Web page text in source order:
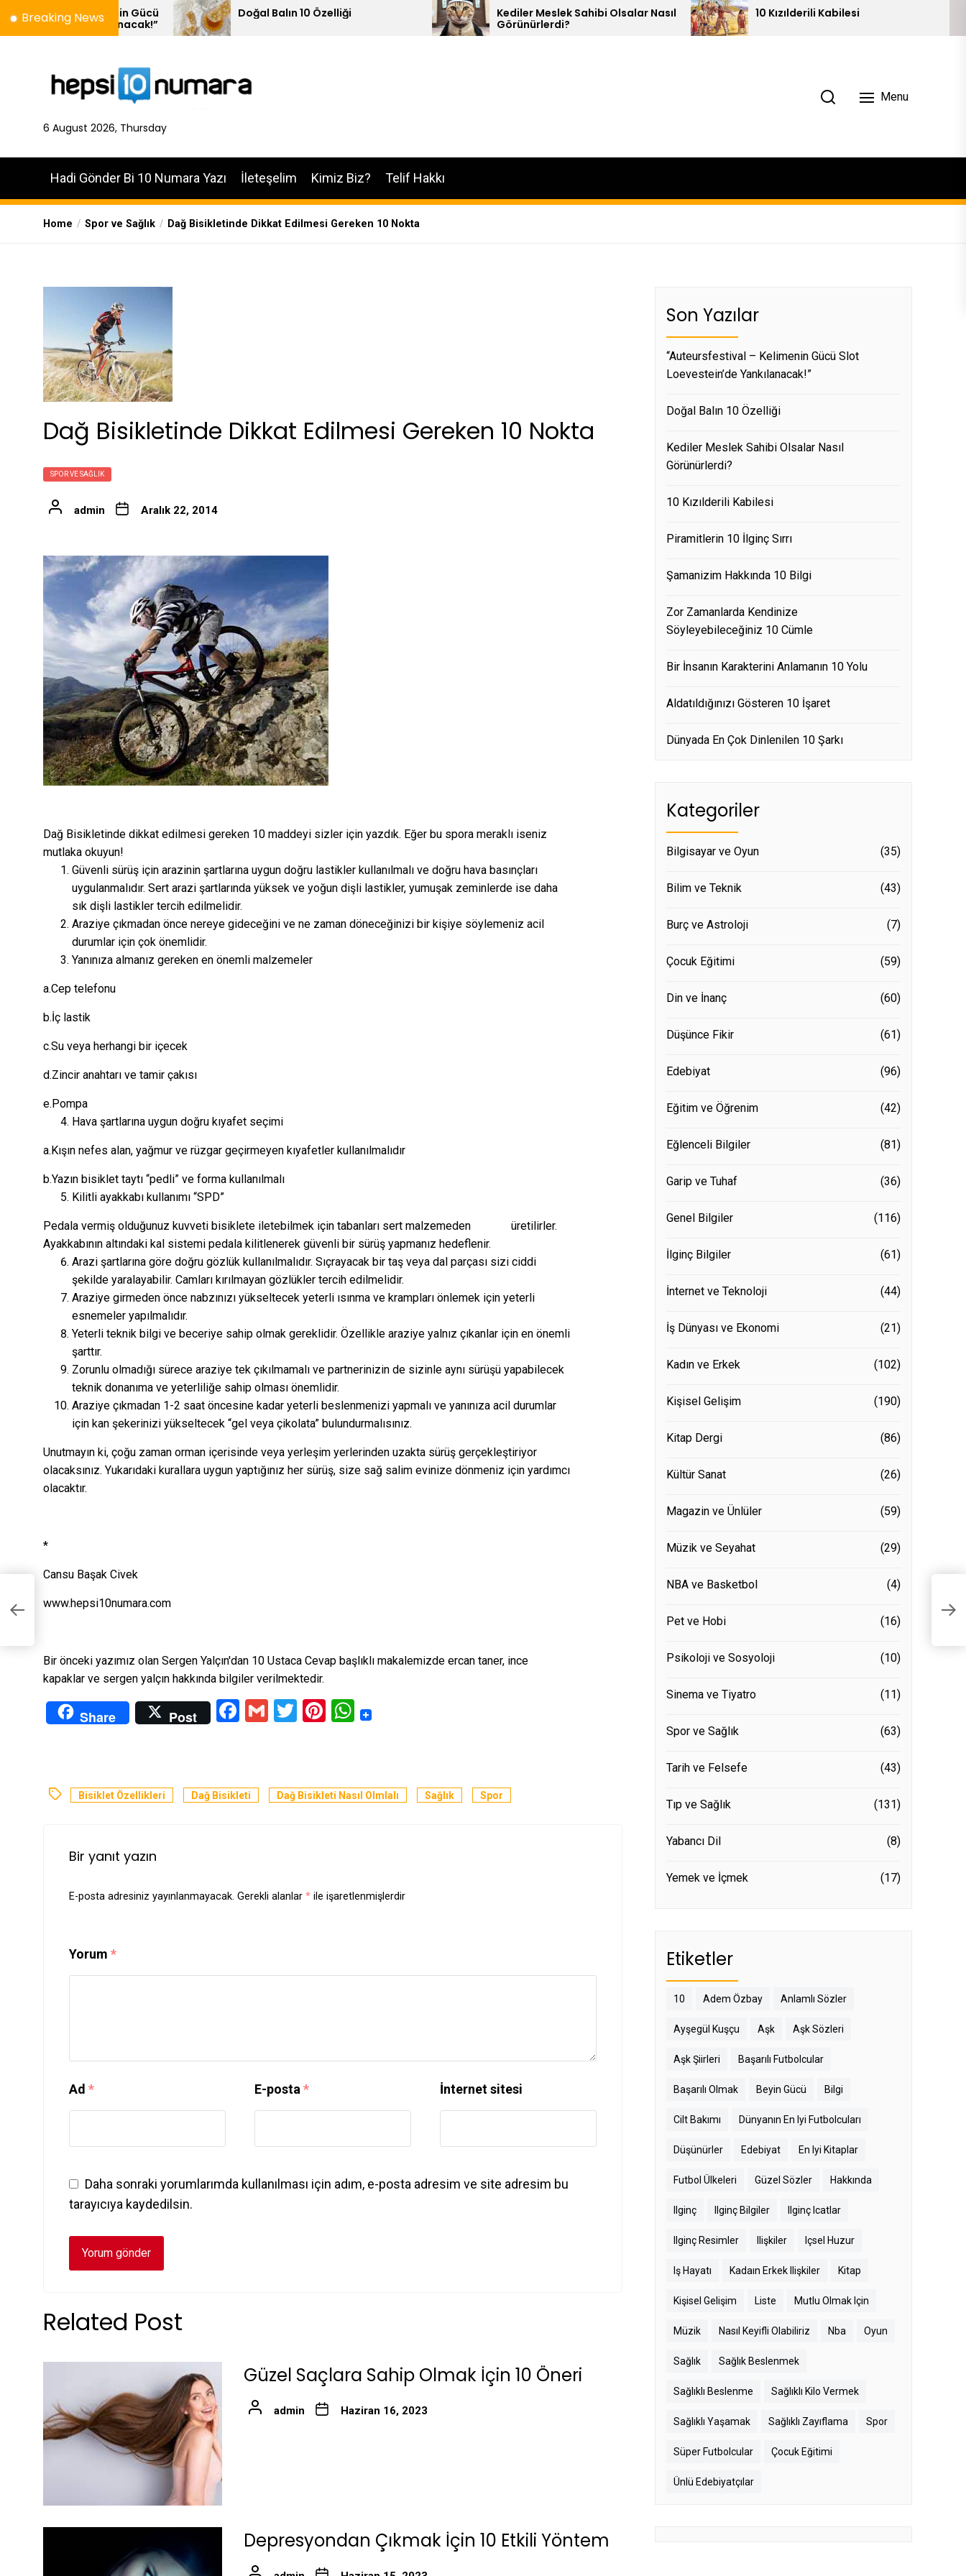
Breaking News
Gücü
Doğal Balın 10 Özelliği
Kediler Meslek Sahibi Olsalar Nasıl
Görünürlerdi?
10 Kızılderili Kabilesi
6 August 2026, Thursday
Menu
Hadi Gönder Bi 10 Numara Yazı İleteşelim Kimiz Biz? Telif Hakkı
Home Spor ve Sağlık Dağ Bisikletinde Dikkat Edilmesi Gereken 10 Nokta
Dağ Bisikletinde Dikkat Edilmesi Gereken 10 Nokta
SPOR VE SAĞLIK
admin Aralık 22, 2014
Dağ Bisikletinde dikkat edilmesi gereken 10 maddeyi sizler için yazdık. Eğer bu spora meraklı iseniz
mutlaka okuyun!
Güvenli sürüş için arazinin şartlarına uygun doğru lastikler kullanılmalı ve doğru hava basınçları
uygulanmalıdır. Sert arazi şartlarında yüksek ve yoğun dişli lastikler, yumuşak zeminlerde ise daha
sık dişli lastikler tercih edilmelidir.
Araziye çıkmadan önce nereye gideceğini ve ne zaman döneceğinizi bir kişiye söylemeniz acil
durumlar için çok önemlidir.
Yanınıza almanız gereken en önemli malzemeler
a.Cep telefonu
b.İç lastik
c.Su veya herhangi bir içecek
d.Zincir anahtarı ve tamir çakısı
e.Pompa
Hava şartlarına uygun doğru kıyafet seçimi
a.Kışın nefes alan, yağmur ve rüzgar geçirmeyen kıyafetler kullanılmalıdır
b.Yazın bisiklet taytı “pedli” ve forma kullanılmalı
Kilitli ayakkabı kullanımı “SPD”
Pedala vermiş olduğunuz kuvveti bisiklete iletebilmek için tabanları sert malzemeden üretilirler.
Ayakkabının altındaki kal sistemi pedala kilitlenerek güvenli bir sürüş yapmanız hedeflenir.
Arazi şartlarına göre doğru gözlük kullanılmalıdır. Sıçrayacak bir taş veya dal parçası sizi ciddi
şekilde yaralayabilir. Camları kırılmayan gözlükler tercih edilmelidir.
Araziye girmeden önce nabzınızı yükseltecek yeterli ısınma ve krampları önlemek için yeterli
esnemeler yapılmalıdır.
Yeterli teknik bilgi ve beceriye sahip olmak gereklidir. Özellikle araziye yalnız çıkanlar için en önemli
şarttır.
Zorunlu olmadığı sürece araziye tek çıkılmamalı ve partnerinizin de sizinle aynı sürüşü yapabilecek
teknik donanıma ve yeterliliğe sahip olması önemlidir.
Araziye çıkmadan 1-2 saat öncesine kadar yeterli beslenmenizi yapmalı ve yanınıza acil durumlar
için kan şekerinizi yükseltecek “gel veya çikolata” bulundurmalısınız.
Unutmayın ki, çoğu zaman orman içerisinde veya yerleşim yerlerinden uzakta sürüş gerçekleştiriyor
olacaksınız. Yukarıdaki kurallara uygun yaptığınız her sürüş, size sağ salim evinize dönmeniz için yardımcı
olacaktır.
*
Cansu Başak Civek
www.hepsi10numara.com
Bir önceki yazımız olan Sergen Yalçın'dan 10 Ustaca Cevap başlıklı makalemizde ercan taner, ince
kapaklar ve sergen yalçın hakkında bilgiler verilmektedir.
Share Post Facebook
GmailTwitter
Pinterest
WhatsApp
Bisiklet Özellikleri Dağ Bisikleti Dağ Bisikleti Nasıl Olmlalı Sağlık Spor
Bir yanıt yazın
E-posta adresiniz yayınlanmayacak. Gerekli alanlar * ile işaretlenmişlerdir
Yorum *
Ad * E-posta * İnternet sitesi
Daha sonraki yorumlarımda kullanılması için adım, e-posta adresim ve site adresim bu
tarayıcıya kaydedilsin.
Related Post
Güzel Saçlara Sahip Olmak İçin 10 Öneri
admin Haziran 16, 2023
Depresyondan Çıkmak İçin 10 Etkili Yöntem
Son Yazılar
“Auteursfestival – Kelimenin Gücü Slot
Loevestein’de Yankılanacak!”
Doğal Balın 10 Özelliği
Kediler Meslek Sahibi Olsalar Nasıl
Görünürlerdi?
10 Kızılderili Kabilesi
Piramitlerin 10 İlginç Sırrı
Şamanizim Hakkında 10 Bilgi
Zor Zamanlarda Kendinize
Söyleyebileceğiniz 10 Cümle
Bir İnsanın Karakterini Anlamanın 10 Yolu
Aldatıldığınızı Gösteren 10 İşaret
Dünyada En Çok Dinlenilen 10 Şarkı
Kategoriler
Bilgisayar ve Oyun (35)
Bilim ve Teknik (43)
Burç ve Astroloji (7)
Çocuk Eğitimi (59)
Din ve İnanç (60)
Düşünce Fikir (61)
Edebiyat (96)
Eğitim ve Öğrenim (42)
Eğlenceli Bilgiler (81)
Garip ve Tuhaf (36)
Genel Bilgiler (116)
İlginç Bilgiler (61)
İnternet ve Teknoloji (44)
İş Dünyası ve Ekonomi (21)
Kadın ve Erkek (102)
Kişisel Gelişim (190)
Kitap Dergi (86)
Kültür Sanat (26)
Magazin ve Ünlüler (59)
Müzik ve Seyahat (29)
NBA ve Basketbol (4)
Pet ve Hobi (16)
Psikoloji ve Sosyoloji (10)
Sinema ve Tiyatro (11)
Spor ve Sağlık (63)
Tarih ve Felsefe (43)
Tıp ve Sağlık (131)
Yabancı Dil (8)
Yemek ve İçmek (17)
Etiketler
10 Adem Özbay Anlamlı Sözler
Ayşegül Kuşçu Aşk Aşk Sözleri
Aşk Şiirleri Başarılı Futbolcular
Başarılı Olmak Beyin Gücü Bilgi
Cilt Bakımı Dünyanın En Iyi Futbolcuları
Düşünürler Edebiyat En Iyi Kitaplar
Futbol Ülkeleri Güzel Sözler Hakkında
Ilginç Ilginç Bilgiler Ilginç Icatlar
Ilginç Resimler Ilişkiler Içsel Huzur
Iş Hayatı Kadaın Erkek Ilişkiler Kitap
Kişisel Gelişim Liste Mutlu Olmak Için
Müzik Nasıl Keyifli Olabiliriz Nba Oyun
Sağlık Sağlık Beslenmek
Sağlıklı Beslenme Sağlıklı Kilo Vermek
Sağlıklı Yaşamak Sağlıklı Zayıflama Spor
Süper Futbolcular Çocuk Eğitimi
Ünlü Edebiyatçılar